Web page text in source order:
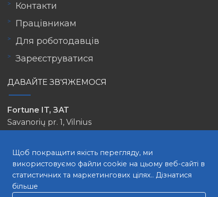
Контакти
Працівникам
Для роботодавців
Зареєструватися
ДАВАЙТЕ ЗВ'ЯЖЕМОСЯ
Fortune IT, ЗАТ
Savanorių pr. 1, Vilnius
Щоб покращити якість перегляду, ми
використовуємо файли cookie на цьому веб-сайті в
статистичних та маркетингових цілях.. Дізнатися
більше